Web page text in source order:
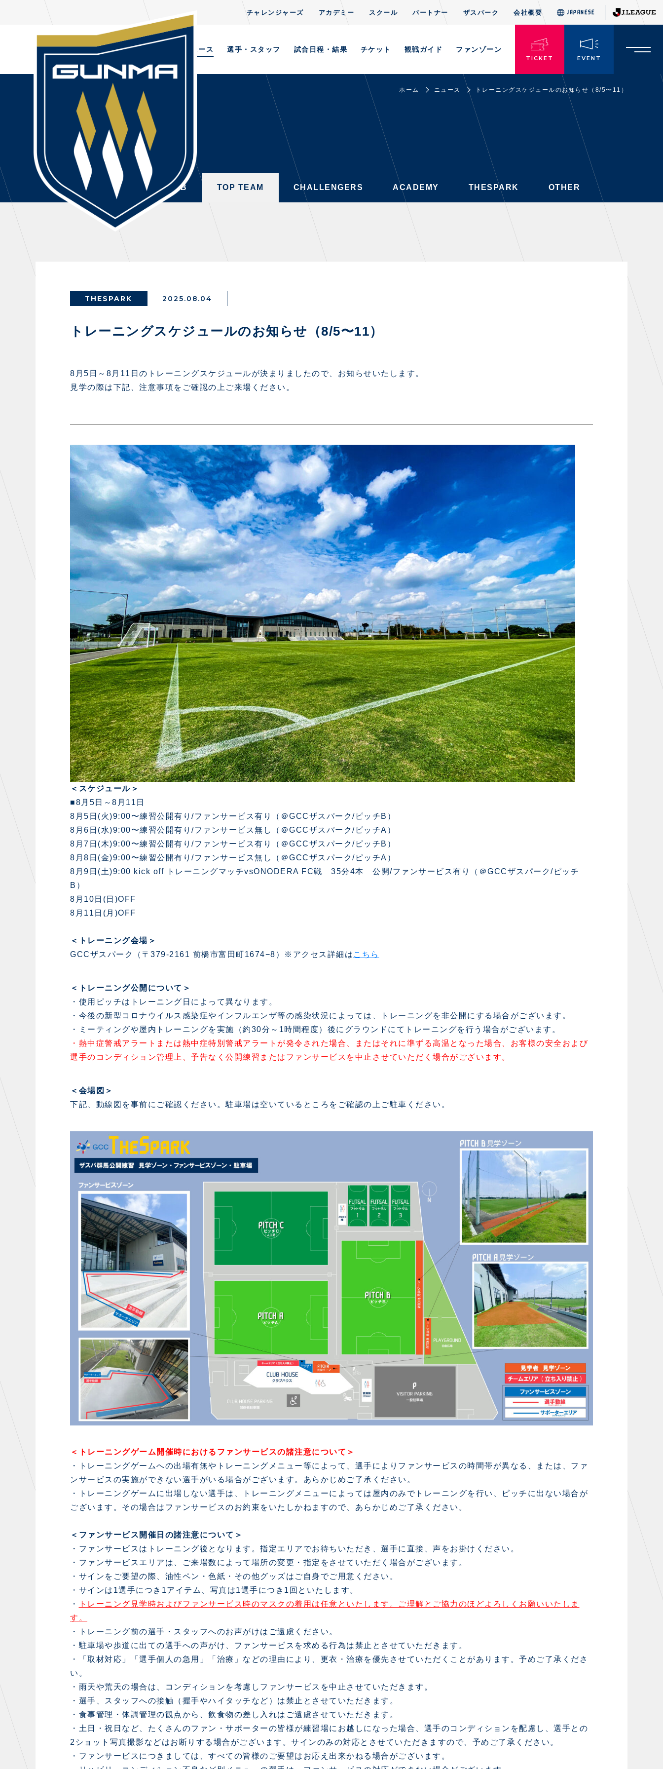
チャレンジャーズ アカデミー スクール パートナー ザスパーク 会社概要 JAPANESE
ニュース 選手・スタッフ 試合日程・結果 チケット 観戦ガイド ファンゾーン
TICKET EVENT
JAPANESE
NEWS
TOPICS
CLUB
TOP TEAM
CHALLENGERS
ACADEMY
PLAYERS / STAFFS
・練習場ごとの注意事項
GAMES
試合日程・結果
ホームイベント情報
チケット情報
・前売・当日チケット
・発売日
・優待チケット
・企画チケット
・法人シーズンシート
スタジアムルール
クラブプロパティ
初心者向けのガイダンス
運営サポートスタッフ募集
設営撤収応援隊募集
ファンクラブ
グッズ
クラブアンバサダー
アシストパートナー
お問い合わせ
CHALLENGERS ACADEMY
U-15
U-12
Ladies U-18
Ladies U-15
スタッフ
SCHOOL
スクール概要
スタッフ
各校紹介・アクセス
スクール会員規約
TheSpark
ニュース
施設紹介
店舗エリアガイド
アクセス
Thesparkについて
お問い合わせ
ホーム ニュース トレーニングスケジュールのお知らせ（8/5〜11）
ニュース NEWS
ALL TOPICS CLUB TOP TEAM CHALLENGERS ACADEMY THESPARK OTHER
CLUB TOP TEAM CHALLENGERS ACADEMY THESPARK OTHER
THESPARK 2025.08.04
トレーニングスケジュールのお知らせ（8/5〜11）
8月5日～8月11日のトレーニングスケジュールが決まりましたので、お知らせいたします。
見学の際は下記、注意事項をご確認の上ご来場ください。
＜スケジュール＞
■8月5日～8月11日
8月5日(火)9:00〜練習公開有り/ファンサービス有り（＠GCCザスパーク/ピッチB）
8月6日(水)9:00〜練習公開有り/ファンサービス無し（＠GCCザスパーク/ピッチA）
8月7日(木)9:00〜練習公開有り/ファンサービス有り（＠GCCザスパーク/ピッチB）
8月8日(金)9:00〜練習公開有り/ファンサービス無し（＠GCCザスパーク/ピッチA）
8月9日(土)9:00 kick off トレーニングマッチvsONODERA FC戦 35分4本 公開/ファンサービス有り（＠GCCザスパーク/ピッチ
B）
8月10日(日)OFF
8月11日(月)OFF
＜トレーニング会場＞
GCCザスパーク（〒379-2161 前橋市富田町1674−8）※アクセス詳細は こちら
＜トレーニング公開について＞
・使用ピッチはトレーニング日によって異なります。
・今後の新型コロナウイルス感染症やインフルエンザ等の感染状況によっては、トレーニングを非公開にする場合がございます。
・ミーティングや屋内トレーニングを実施（約30分～1時間程度）後にグラウンドにてトレーニングを行う場合がございます。
・熱中症警戒アラートまたは熱中症特別警戒アラートが発令された場合、またはそれに準ずる高温となった場合、お客様の安全および
選手のコンディション管理上、予告なく公開練習またはファンサービスを中止させていただく場合がございます。
＜会場図＞
下記、動線図を事前にご確認ください。駐車場は空いているところをご確認の上ご駐車ください。
＜トレーニングゲーム開催時におけるファンサービスの諸注意について＞
・トレーニングゲームへの出場有無やトレーニングメニュー等によって、選手によりファンサービスの時間帯が異なる、または、ファ
ンサービスの実施ができない選手がいる場合がございます。あらかじめご了承ください。
・トレーニングゲームに出場しない選手は、トレーニングメニューによっては屋内のみでトレーニングを行い、ピッチに出ない場合が
ございます。その場合はファンサービスのお約束をいたしかねますので、あらかじめご了承ください。
＜ファンサービス開催日の諸注意について＞
・ファンサービスはトレーニング後となります。指定エリアでお待ちいただき、選手に直接、声をお掛けください。
・ファンサービスエリアは、ご来場数によって場所の変更・指定をさせていただく場合がございます。
・サインをご要望の際、油性ペン・色紙・その他グッズはご自身でご用意ください。
・サインは1選手につき1アイテム、写真は1選手につき1回といたします。
・
トレーニング見学時およびファンサービス時のマスクの着用は任意といたします。ご理解とご協力のほどよろしくお願いいたしま
す。
・トレーニング前の選手・スタッフへのお声がけはご遠慮ください。
・駐車場や歩道に出ての選手への声がけ、ファンサービスを求める行為は禁止とさせていただきます。
・「取材対応」「選手個人の急用」「治療」などの理由により、更衣・治療を優先させていただくことがあります。予めご了承くださ
い。
・雨天や荒天の場合は、コンディションを考慮しファンサービスを中止させていただきます。
・選手、スタッフへの接触（握手やハイタッチなど）は禁止とさせていただきます。
・食事管理・体調管理の観点から、飲食物の差し入れはご遠慮させていただきます。
・土日・祝日など、たくさんのファン・サポーターの皆様が練習場にお越しになった場合、選手のコンディションを配慮し、選手との
2ショット写真撮影などはお断りする場合がございます。サインのみの対応とさせていただきますので、予めご了承ください。
・ファンサービスにつきましては、すべての皆様のご要望はお応え出来かねる場合がございます。